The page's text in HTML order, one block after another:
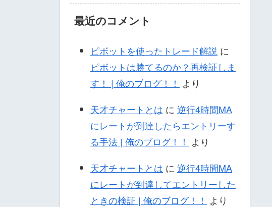
最近のコメント
ピボットを使ったトレード解説 に
ピボットは勝てるのか？再検証しま
す！ | 俺のブログ！！ より
天才チャートとは に 逆行4時間MA
にレートが到達したらエントリーす
る手法 | 俺のブログ！！ より
天才チャートとは に 逆行4時間MA
にレートが到達してエントリーした
ときの検証 | 俺のブログ！！ より